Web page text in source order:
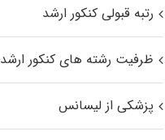
رتبه قبولی کنکور ارشد
ظرفیت رشته های کنکور ارشد
پزشکی از لیسانس